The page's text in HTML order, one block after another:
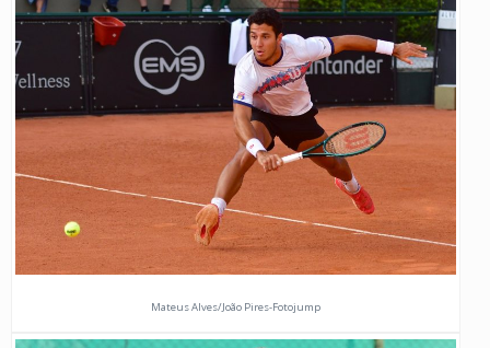
Mateus Alves/João Pires-Fotojump